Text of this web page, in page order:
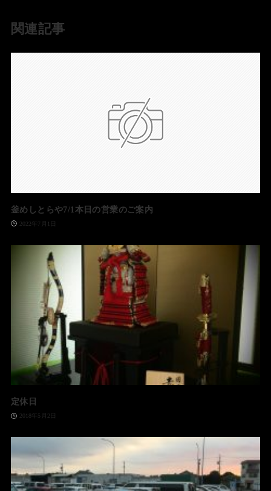
関連記事
釜めしとらや7/1本日の営業のご案内
2022年7月1日
定休日
2018年5月2日